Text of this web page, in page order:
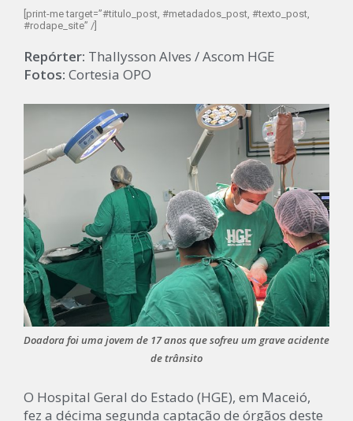
[print-me target=”#titulo_post, #metadados_post, #texto_post,
#rodape_site” /]
Repórter: Thallysson Alves / Ascom HGE
Fotos: Cortesia OPO
Doadora foi uma jovem de 17 anos que sofreu um grave acidente
de trânsito
O Hospital Geral do Estado (HGE), em Maceió,
fez a décima segunda captação de órgãos deste